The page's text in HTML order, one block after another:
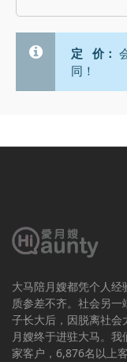
定 价：
同！
大马陪月嫂都凭个人
质参差不齐。社会另
子长大后，因脱离社会
月嫂终于进驻大马。
家客户，6,876名以上